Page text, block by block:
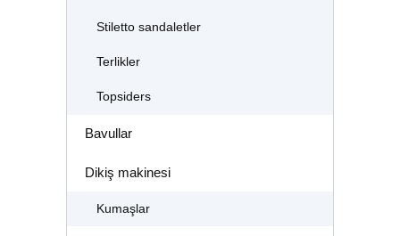
Stiletto sandaletler
Terlikler
Topsiders
Bavullar
Dikiş makinesi
Kumaşlar